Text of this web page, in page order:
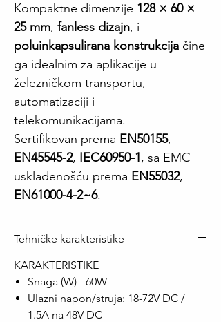
Kompaktne dimenzije 128 × 60 ×
25 mm, fanless dizajn, i
poluinkapsulirana konstrukcija čine
ga idealnim za aplikacije u
železničkom transportu,
automatizaciji i
telekomunikacijama.
Sertifikovan prema EN50155,
EN45545-2, IEC60950-1, sa EMC
usklađenošću prema EN55032,
EN61000-4-2~6.
Tehničke karakteristike
KARAKTERISTIKE
Snaga (W) - 60W
Ulazni napon/struja: 18-72V DC /
1.5A na 48V DC